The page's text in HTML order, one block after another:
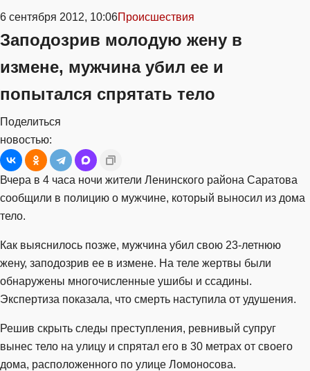
6 сентября 2012, 10:06Происшествия
Заподозрив молодую жену в
измене, мужчина убил ее и
попытался спрятать тело
Поделиться
новостью:
Вчера в 4 часа ночи жители Ленинского района Саратова
сообщили в полицию о мужчине, который выносил из дома
тело.
Как выяснилось позже, мужчина убил свою 23-летнюю
жену, заподозрив ее в измене. На теле жертвы были
обнаружены многочисленные ушибы и ссадины.
Экспертиза показала, что смерть наступила от удушения.
Решив скрыть следы преступления, ревнивый супруг
вынес тело на улицу и спрятал его в 30 метрах от своего
дома, расположенного по улице Ломоносова.